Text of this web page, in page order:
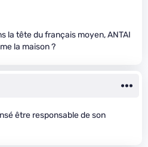
la tête du français moyen, ANTAI
la maison ?
être responsable de son